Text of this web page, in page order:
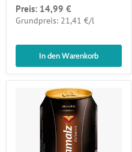
Preis: 14,99 €
Grundpreis: 21,41 €/pro
l
In den Warenkorb